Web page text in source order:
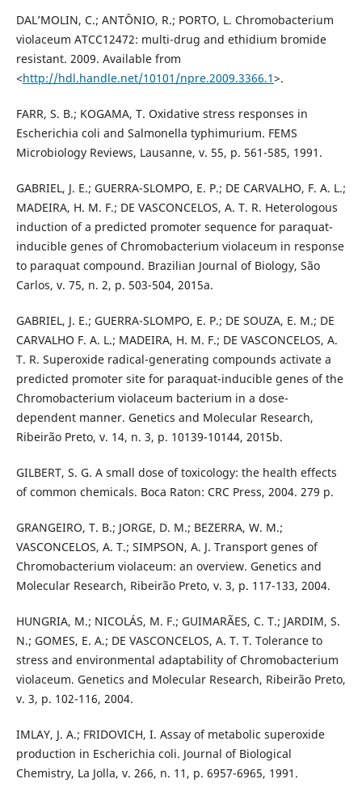
DAL’MOLIN, C.; ANTÔNIO, R.; PORTO, L. Chromobacterium
violaceum ATCC12472: multi-drug and ethidium bromide
resistant. 2009. Available from
<http://hdl.handle.net/10101/npre.2009.3366.1>.
FARR, S. B.; KOGAMA, T. Oxidative stress responses in
Escherichia coli and Salmonella typhimurium. FEMS
Microbiology Reviews, Lausanne, v. 55, p. 561-585, 1991.
GABRIEL, J. E.; GUERRA-SLOMPO, E. P.; DE CARVALHO, F. A. L.;
MADEIRA, H. M. F.; DE VASCONCELOS, A. T. R. Heterologous
induction of a predicted promoter sequence for paraquat-
inducible genes of Chromobacterium violaceum in response
to paraquat compound. Brazilian Journal of Biology, São
Carlos, v. 75, n. 2, p. 503-504, 2015a.
GABRIEL, J. E.; GUERRA-SLOMPO, E. P.; DE SOUZA, E. M.; DE
CARVALHO F. A. L.; MADEIRA, H. M. F.; DE VASCONCELOS, A.
T. R. Superoxide radical-generating compounds activate a
predicted promoter site for paraquat-inducible genes of the
Chromobacterium violaceum bacterium in a dose-
dependent manner. Genetics and Molecular Research,
Ribeirão Preto, v. 14, n. 3, p. 10139-10144, 2015b.
GILBERT, S. G. A small dose of toxicology: the health effects
of common chemicals. Boca Raton: CRC Press, 2004. 279 p.
GRANGEIRO, T. B.; JORGE, D. M.; BEZERRA, W. M.;
VASCONCELOS, A. T.; SIMPSON, A. J. Transport genes of
Chromobacterium violaceum: an overview. Genetics and
Molecular Research, Ribeirão Preto, v. 3, p. 117-133, 2004.
HUNGRIA, M.; NICOLÁS, M. F.; GUIMARÃES, C. T.; JARDIM, S.
N.; GOMES, E. A.; DE VASCONCELOS, A. T. T. Tolerance to
stress and environmental adaptability of Chromobacterium
violaceum. Genetics and Molecular Research, Ribeirão Preto,
v. 3, p. 102-116, 2004.
IMLAY, J. A.; FRIDOVICH, I. Assay of metabolic superoxide
production in Escherichia coli. Journal of Biological
Chemistry, La Jolla, v. 266, n. 11, p. 6957-6965, 1991.